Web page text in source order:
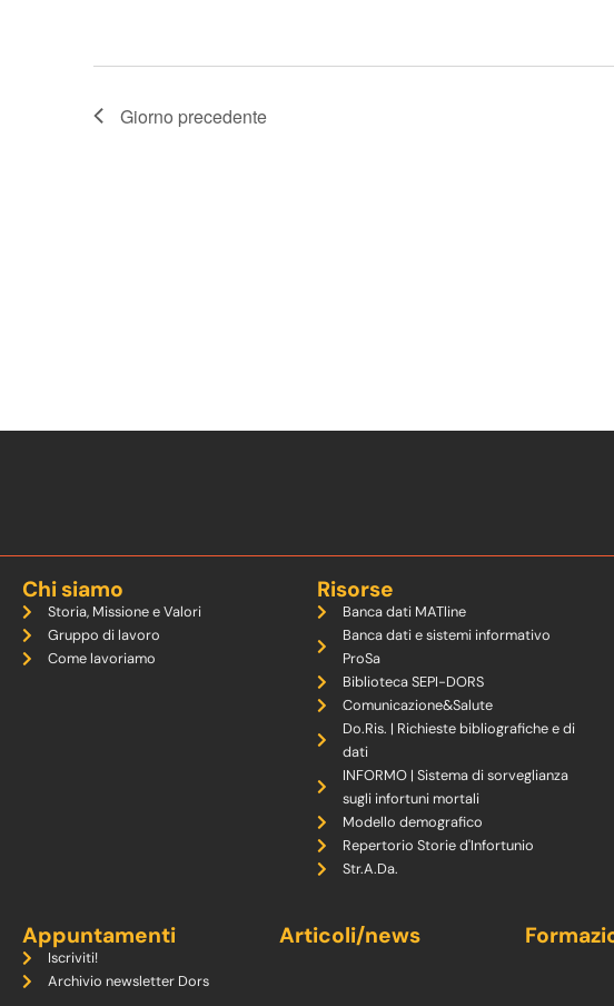
Giorno precedente
Chi siamo
Storia, Missione e Valori
Gruppo di lavoro
Come lavoriamo
Risorse
Banca dati MATline
Banca dati e sistemi informativo
ProSa
Biblioteca SEPI-DORS
Comunicazione&Salute
Do.Ris. | Richieste bibliografiche e di
dati
INFORMO | Sistema di sorveglianza
sugli infortuni mortali
Modello demografico
Repertorio Storie d'Infortunio
Str.A.Da.
Appuntamenti
Iscriviti!
Archivio newsletter Dors
Articoli/news